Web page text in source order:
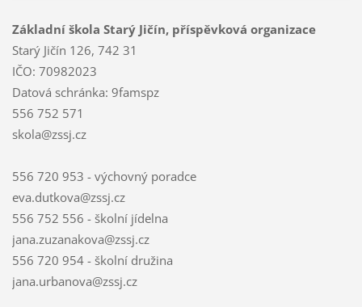
Základní škola Starý Jičín, příspěvková organizace
Starý Jičín 126, 742 31
IČO: 70982023
Datová schránka: 9famspz
556 752 571
skola@zssj.cz
556 720 953 - výchovný poradce
eva.dutkova@zssj.cz
556 752 556 - školní jídelna
jana.zuzanakova@zssj.cz
556 720 954 - školní družina
jana.urbanova@zssj.cz